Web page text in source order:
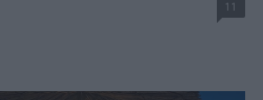
11